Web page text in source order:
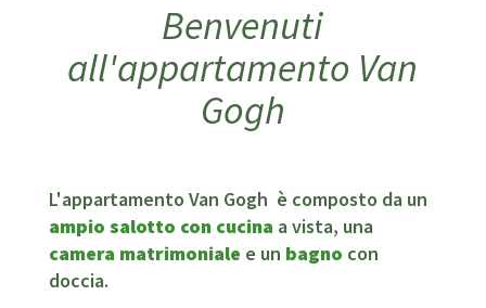
Benvenuti
all'appartamento Van
Gogh
L'appartamento Van Gogh è composto da un
ampio salotto con cucina a vista, una
camera matrimoniale e un bagno con
doccia.